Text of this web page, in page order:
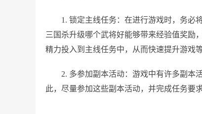
1. 锁定主线任务：在进行游戏时，务必
三国杀升级哪个武将好能够带来经验值奖励
精力投入到主线任务中，从而快速提升游戏等
2. 多参加副本活动：游戏中有许多副本
此，尽量参加这些副本活动，并完成任务要